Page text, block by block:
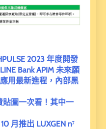
2023 年度開發
Bank APIM 未來願
用最新進程，內部黑
貼圖一次看！其中一
月推出 LUXGEN n⁷